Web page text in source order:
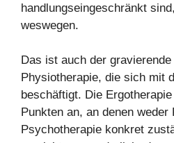
handlungseingeschränkt
weswegen.
Das ist auch der
Physiotherapie, die sich mit
beschäftigt. Die
Punkten an, an denen
Psychotherapie konkret